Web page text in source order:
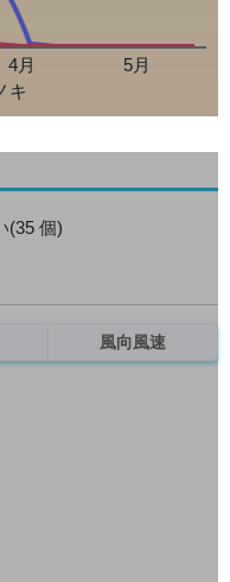
4月
5月
キ
(35 個)
風向風速